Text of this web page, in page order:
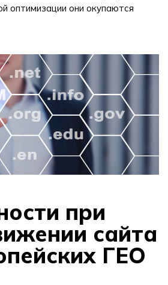
оптимизации они окупаются
при
сайта
ГЕО